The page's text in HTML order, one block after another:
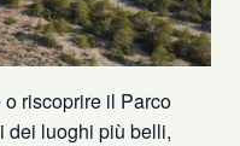
o riscoprire il Parco
dei luoghi più belli,